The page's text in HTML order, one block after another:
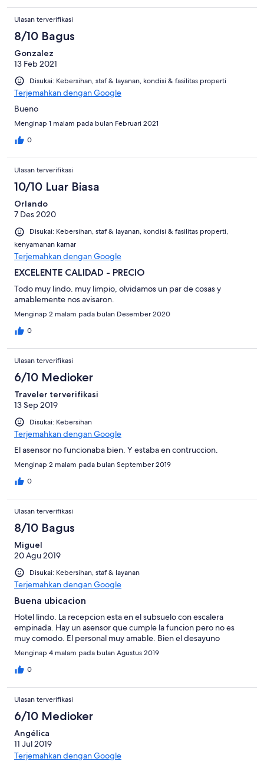
Ulasan terverifikasi
8/10 Bagus
Gonzalez
13 Feb 2021
Disukai: Kebersihan, staf & layanan, kondisi & fasilitas properti
Terjemahkan dengan Google
Bueno
Menginap 1 malam pada bulan Februari 2021
0
Ulasan terverifikasi
10/10 Luar Biasa
Orlando
7 Des 2020
Disukai: Kebersihan, staf & layanan, kondisi & fasilitas properti,
kenyamanan kamar
Terjemahkan dengan Google
EXCELENTE CALIDAD - PRECIO
Todo muy lindo. muy limpio, olvidamos un par de cosas y
amablemente nos avisaron.
Menginap 2 malam pada bulan Desember 2020
0
Ulasan terverifikasi
6/10 Medioker
Traveler terverifikasi
13 Sep 2019
Disukai: Kebersihan
Terjemahkan dengan Google
El asensor no funcionaba bien. Y estaba en contruccion.
Menginap 2 malam pada bulan September 2019
0
Ulasan terverifikasi
8/10 Bagus
Miguel
20 Agu 2019
Disukai: Kebersihan, staf & layanan
Terjemahkan dengan Google
Buena ubicacion
Hotel lindo. La recepcion esta en el subsuelo con escalera
empinada. Hay un asensor que cumple la funcion pero no es
muy comodo. El personal muy amable. Bien el desayuno
Menginap 4 malam pada bulan Agustus 2019
0
Ulasan terverifikasi
6/10 Medioker
Angélica
11 Jul 2019
Terjemahkan dengan Google